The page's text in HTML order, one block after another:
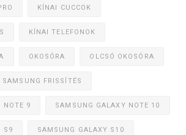
KÍNAI CUCCOK
KÍNAI TELEFONOK
OKOSÓRA OLCSÓ OKOSÓRA
SAMSUNG FRISSÍTÉS
NOTE 9 SAMSUNG GALAXY NOTE 10
S9 SAMSUNG GALAXY S10